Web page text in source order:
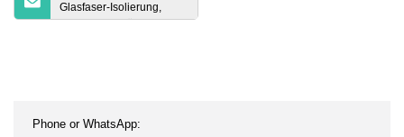
Glasfaser-Isolierung,
XPS-Fliesenträgerplatte